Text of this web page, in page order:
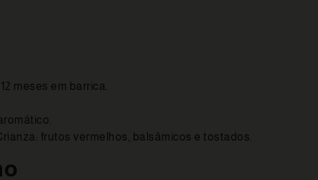
meses em barrica.
frutos vermelhos, balsâmicos e tostados.